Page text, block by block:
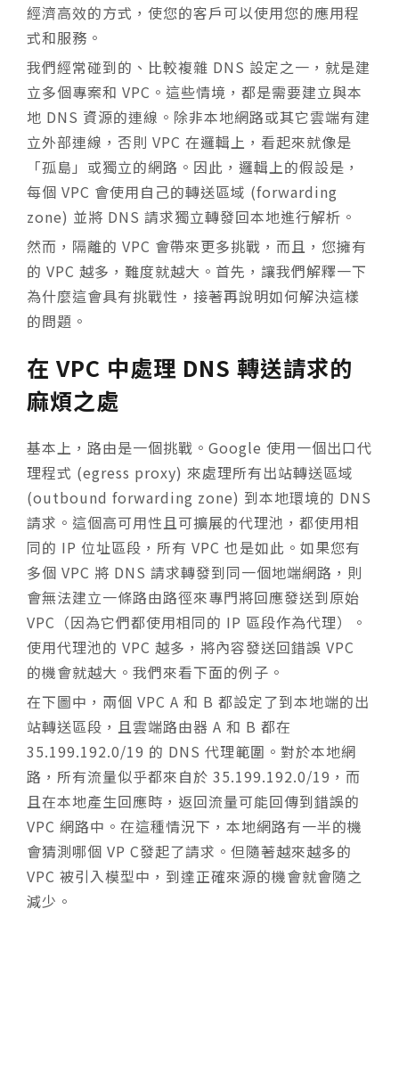
經濟高效的方式，使您的客戶可以使用您的應用程
式和服務。
我們經常碰到的、比較複雜 DNS 設定之一，就是建
立多個專案和 VPC。這些情境，都是需要建立與本
地 DNS 資源的連線。除非本地網路或其它雲端有建
立外部連線，否則 VPC 在邏輯上，看起來就像是
「孤島」或獨立的網路。因此，邏輯上的假設是，
每個 VPC 會使用自己的轉送區域 (forwarding
zone) 並將 DNS 請求獨立轉發回本地進行解析。
然而，隔離的 VPC 會帶來更多挑戰，而且，您擁有
的 VPC 越多，難度就越大。首先，讓我們解釋一下
為什麼這會具有挑戰性，接著再說明如何解決這樣
的問題。
在 VPC 中處理 DNS 轉送請求的
麻煩之處
基本上，路由是一個挑戰。Google 使用一個出口代
理程式 (egress proxy) 來處理所有出站轉送區域
(outbound forwarding zone) 到本地環境的 DNS
請求。這個高可用性且可擴展的代理池，都使用相
同的 IP 位址區段，所有 VPC 也是如此。如果您有
多個 VPC 將 DNS 請求轉發到同一個地端網路，則
會無法建立一條路由路徑來專門將回應發送到原始
VPC（因為它們都使用相同的 IP 區段作為代理）。
使用代理池的 VPC 越多，將內容發送回錯誤 VPC
的機會就越大。我們來看下面的例子。
在下圖中，兩個 VPC A 和 B 都設定了到本地端的出
站轉送區段，且雲端路由器 A 和 B 都在
35.199.192.0/19 的 DNS 代理範圍。對於本地網
路，所有流量似乎都來自於 35.199.192.0/19，而
且在本地產生回應時，返回流量可能回傳到錯誤的
VPC 網路中。在這種情況下，本地網路有一半的機
會猜測哪個 VP C發起了請求。但隨著越來越多的
VPC 被引入模型中，到達正確來源的機會就會隨之
減少。